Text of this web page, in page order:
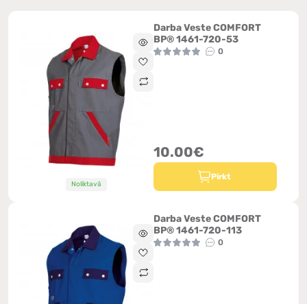
Noliktavā
Darba Veste COMFORT
BP® 1461-720-53
0
10.00€
Pirkt
Darba Veste COMFORT
BP® 1461-720-113
0